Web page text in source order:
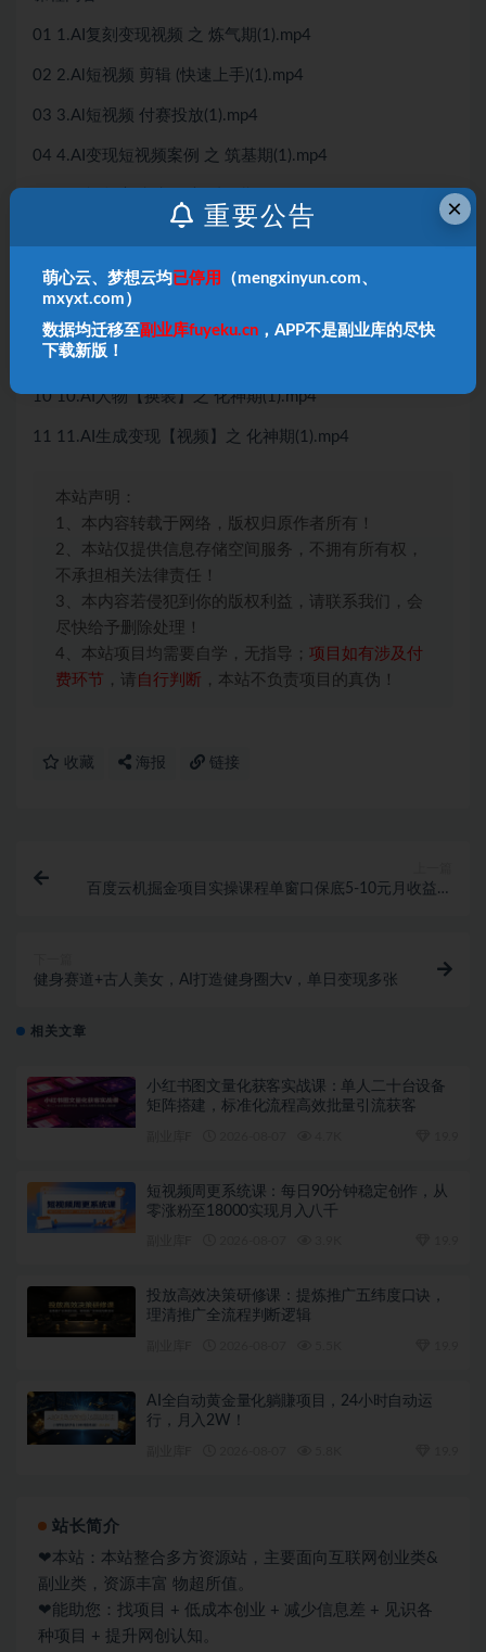
01 1.AI复刻变现视频 之 炼气期(1).mp4
02 2.Al短视频 剪辑 (快速上手)(1).mp4
03 3.Al短视频 付赛投放(1).mp4
04 4.AI变现短视频案例 之 筑基期(1).mp4
07 7.AI人物处理【换脸】之 化神期(1).mp4
08 8.定制专属的视频模特形象(1).mp4
09 9.AI人物处理【换头】之 化神期(1).mp4
10 10.AI人物【换装】之 化神期(1).mp4
11 11.AI生成变现【视频】之 化神期(1).mp4
本站声明：
1、本内容转载于网络，版权归原作者所有！
2、本站仅提供信息存储空间服务，不拥有所有权，
不承担相关法律责任！
3、本内容若侵犯到你的版权利益，请联系我们，会
尽快给予删除处理！
4、本站项目均需要自学，无指导； 项目如有涉及付
费环节 ，请 自行判断 ，本站不负责项目的真伪！
收藏 海报 链接
百度云机掘金项目实操课程单窗口保底5-10元月收益单
健身赛道+古人美女，AI打造健身圈大v，单日变现多张
相关文章
小红书图文量化获客实战课：单人二十台设备
矩阵搭建，标准化流程高效批量引流获客
短视频周更系统课：每日90分钟稳定创作，从
零涨粉至18000实现月入八千
投放高效决策研修课：提炼推广五纬度口诀，
理清推广全流程判断逻辑
AI全自动黄金量化躺賺项目，24小时自动运
行，月入2W！
站长简介
❤本站：本站整合多方资源站，主要面向互联网创业类&
副业类，资源丰富 物超所值。
❤能助您：找项目 + 低成本创业 + 减少信息差 + 见识各
种项目 + 提升网创认知。
×
重要公告
萌心云、梦想云均 已停用
（mengxinyun.com、
mxyxt.com）
数据均迁移至副业库fuyeku.cn ，APP不是副业库的尽快
下载新版！